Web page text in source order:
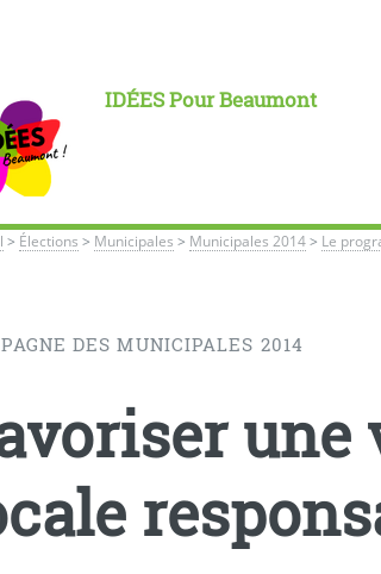
IDÉES Pour Beaumont
> Élections > Municipales > Municipales 2014> Le
DES MUNICIPALES 2014
une